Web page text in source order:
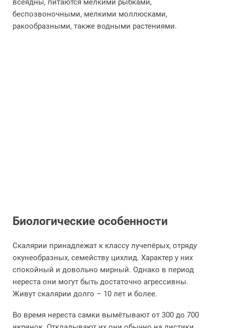
всеядны, питаются мелкими рыбками,
беспозвоночными, мелкими моллюсками,
ракообразными, также водными растениями.
Биологические особенности
Скалярии принадлежат к классу лучепёрых, отряду
окунеобразных, семейству цихлид. Характер у них
спокойный и довольно мирный. Однако в период
нереста они могут быть достаточно агрессивны.
Живут скалярии долго – 10 лет и более.
Во время нереста самки вымётывают от 300 до 700